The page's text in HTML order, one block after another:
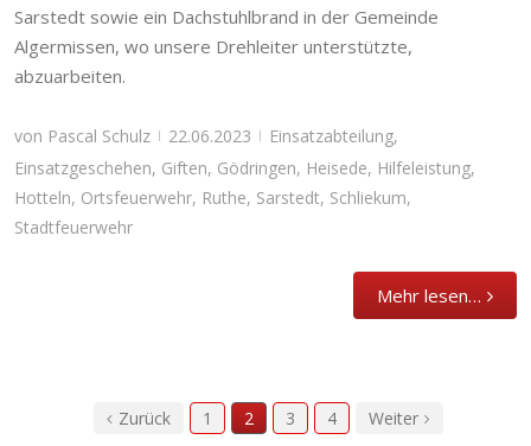
Sarstedt sowie ein Dachstuhlbrand in der Gemeinde
Algermissen, wo unsere Drehleiter unterstützte,
abzuarbeiten.
von Pascal Schulz | 22.06.2023 | Einsatzabteilung,
Einsatzgeschehen, Giften, Gödringen, Heisede, Hilfeleistung,
Hotteln, Ortsfeuerwehr, Ruthe, Sarstedt, Schliekum,
Stadtfeuerwehr
Mehr lesen…
Zurück 1 2 3 4 Weiter